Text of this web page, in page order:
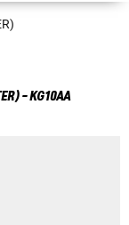
- KG10AA